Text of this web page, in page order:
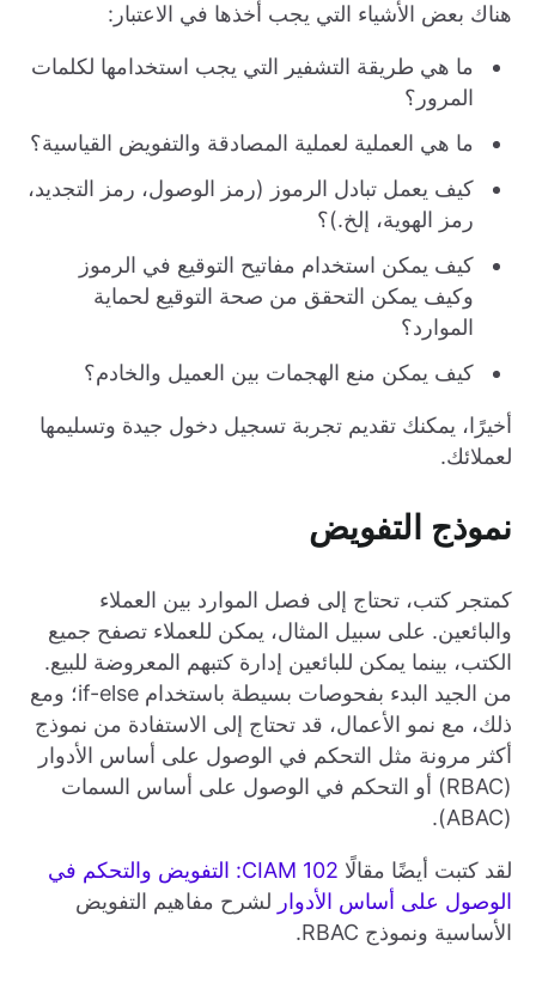
هناك بعض الأشياء التي يجب أخذها في الاعتبار:
ما هي طريقة التشفير التي يجب استخدامها لكلمات
المرور؟
ما هي العملية لعملية المصادقة والتفويض القياسية؟
كيف يعمل تبادل الرموز (رمز الوصول، رمز التجديد،
رمز الهوية، إلخ.)؟
كيف يمكن استخدام مفاتيح التوقيع في الرموز
وكيف يمكن التحقق من صحة التوقيع لحماية
الموارد؟
كيف يمكن منع الهجمات بين العميل والخادم؟
أخيرًا، يمكنك تقديم تجربة تسجيل دخول جيدة وتسليمها
لعملائك.
نموذج التفويض
كمتجر كتب، تحتاج إلى فصل الموارد بين العملاء
والبائعين. على سبيل المثال، يمكن للعملاء تصفح جميع
الكتب، بينما يمكن للبائعين إدارة كتبهم المعروضة للبيع.
من الجيد البدء بفحوصات بسيطة باستخدام if-else؛ ومع
ذلك، مع نمو الأعمال، قد تحتاج إلى الاستفادة من نموذج
أكثر مرونة مثل التحكم في الوصول على أساس الأدوار
(RBAC) أو التحكم في الوصول على أساس السمات
(ABAC).
لقد كتبت أيضًا مقالًا
CIAM 102: التفويض والتحكم في
الوصول على أساس الأدوار لشرح مفاهيم التفويض
الأساسية ونموذج RBAC.